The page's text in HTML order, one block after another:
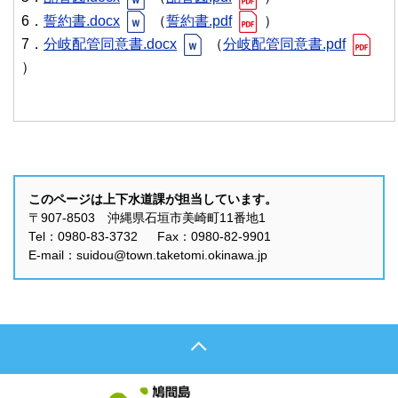
6． 誓約書.docx （誓約書.pdf
）
7． 分岐配管同意書.docx （分岐配管同意書.pdf
）
このページは上下水道課が担当しています。
〒907-8503 沖縄県石垣市美崎町11番地1
Tel：0980-83-3732 Fax：0980-82-9901
E-mail：suidou@town.taketomi.okinawa.jp